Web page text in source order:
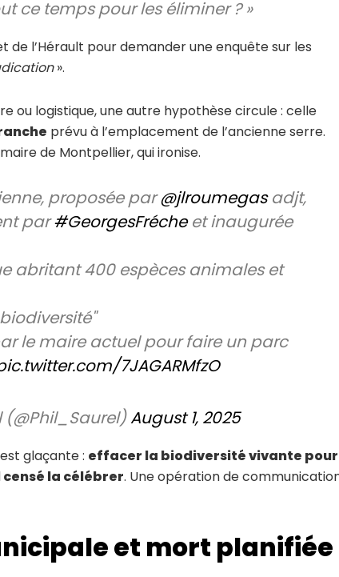
ce temps pour les éliminer ?»
de l’Hérault pour demander une enquête sur les
».
ou logistique, une autre hypothèse circule : celle
prévu à l’emplacement de l’ancienne serre.
de Montpellier, qui ironise.
proposée par@jlroumegasadjt,
par#GeorgesFrécheet inaugurée
abritant 400 espèces animales et
le maire actuel pour faire un parc
7JAGARMfzO
August 1, 2025
glaçante : effacer la biodiversité vivante pour
la célébrer. Une opération de
et mort planifiée